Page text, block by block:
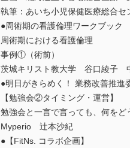
執筆：あいち小児保健医療総合
●周術期の看護倫理ワークブック
周術期における看護倫理
事例①（術前）
茨城キリスト教大学 谷口綾子
●明日がきらめく！ 業務改善推進
【勉強会②タイミング・運営】
勉強会と一言で言っても、何を
Myperio 辻本沙紀
●【FitNs. コラボ企画】